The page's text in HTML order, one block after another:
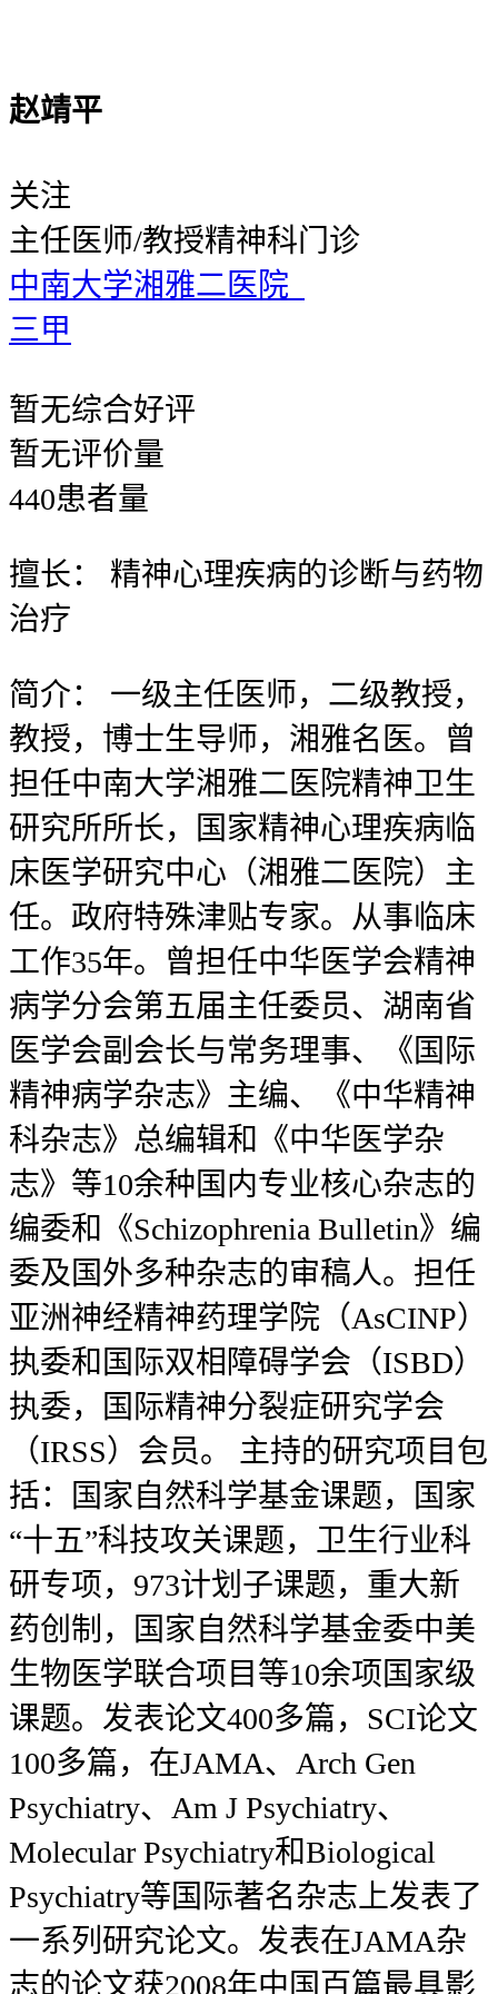
赵靖平
关注
主任医师/教授精神科门诊
中南大学湘雅二医院
三甲
暂无综合好评
暂无评价量
440患者量
擅长：
精神心理疾病的诊断与药物
治疗
简介：
一级主任医师，二级教授，
教授，博士生导师，湘雅名医。曾
担任中南大学湘雅二医院精神卫生
研究所所长，国家精神心理疾病临
床医学研究中心（湘雅二医院）主
任。政府特殊津贴专家。从事临床
工作35年。曾担任中华医学会精神
病学分会第五届主任委员、湖南省
医学会副会长与常务理事、《国际
精神病学杂志》主编、《中华精神
科杂志》总编辑和《中华医学杂
志》等10余种国内专业核心杂志的
编委和《Schizophrenia Bulletin》编
委及国外多种杂志的审稿人。担任
亚洲神经精神药理学院（AsCINP）
执委和国际双相障碍学会（ISBD）
执委，国际精神分裂症研究学会
（IRSS）会员。 主持的研究项目包
括：国家自然科学基金课题，国家
“十五”科技攻关课题，卫生行业科
研专项，973计划子课题，重大新
药创制，国家自然科学基金委中美
生物医学联合项目等10余项国家级
课题。发表论文400多篇，SCI论文
100多篇，在JAMA、Arch Gen
Psychiatry、Am J Psychiatry、
Molecular Psychiatry和Biological
Psychiatry等国际著名杂志上发表了
一系列研究论文。发表在JAMA杂
志的论文获2008年中国百篇最具影